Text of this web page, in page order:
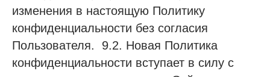
изменения в настоящую Политику
конфиденциальности без согласия
Пользователя. 9.2. Новая Политика
конфиденциальности вступает в силу с